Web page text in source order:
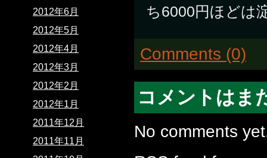
ち6000円ほどは
Comments (0)
コメントはま
No comments
2012年6月
2012年5月
2012年4月
2012年3月
2012年2月
2012年1月
2011年12月
2011年11月